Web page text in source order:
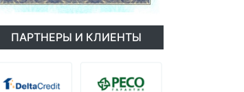
ПАРТНЕРЫ И КЛИЕНТЫ